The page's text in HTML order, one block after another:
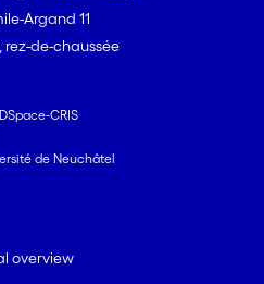
Argand 11
rez-de-chaussée
CRIS
de Neuchâtel
overview